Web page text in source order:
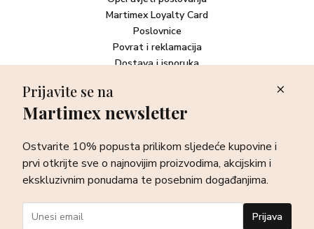
Martimex Loyalty Card
Poslovnice
Povrat i reklamacija
Dostava i isporuka
Newsletter
sve o najnovijim proizvodima, akcijskim i ekskluzivnim
ponudama te posebnim događanjima.
Prijava
Prijavite se na
Martimex newsletter
Ostvarite 10% popusta prilikom sljedeće kupovine i
prvi otkrijte sve o najnovijim proizvodima, akcijskim i
ekskluzivnim ponudama te posebnim događanjima.
Prijava